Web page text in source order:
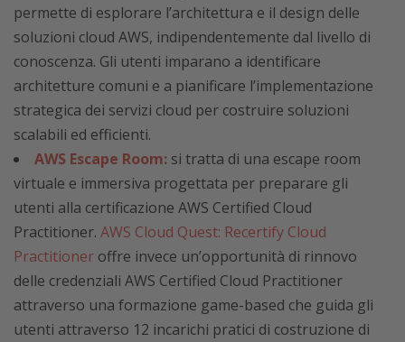
permette di esplorare l’architettura e il design delle
soluzioni cloud AWS, indipendentemente dal livello di
conoscenza. Gli utenti imparano a identificare
architetture comuni e a pianificare l’implementazione
strategica dei servizi cloud per costruire soluzioni
scalabili ed efficienti.
AWS Escape Room: si tratta di una escape room
virtuale e immersiva progettata per preparare gli
utenti alla certificazione AWS Certified Cloud
Practitioner. AWS Cloud Quest: Recertify Cloud
Practitioner offre invece un’opportunità di rinnovo
delle credenziali AWS Certified Cloud Practitioner
attraverso una formazione game-based che guida gli
utenti attraverso 12 incarichi pratici di costruzione di